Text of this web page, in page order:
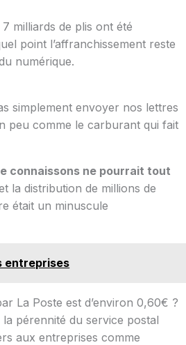
milliards de plis ont été
point l’affranchissement reste
numérique.
simplement envoyer nos lettres
peu comme le carburant qui fait
connaissons ne pourrait tout
la distribution de millions de
était un minuscule
entreprises
La Poste est d’environ 0,60€ ?
pérennité du service postal
aux entreprises comme